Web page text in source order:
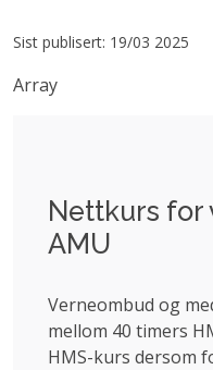
Sist publisert: 19/03 2025
Array
Nettkurs for
AMU
Verneombud og
mellom 40 timers
HMS-kurs dersom